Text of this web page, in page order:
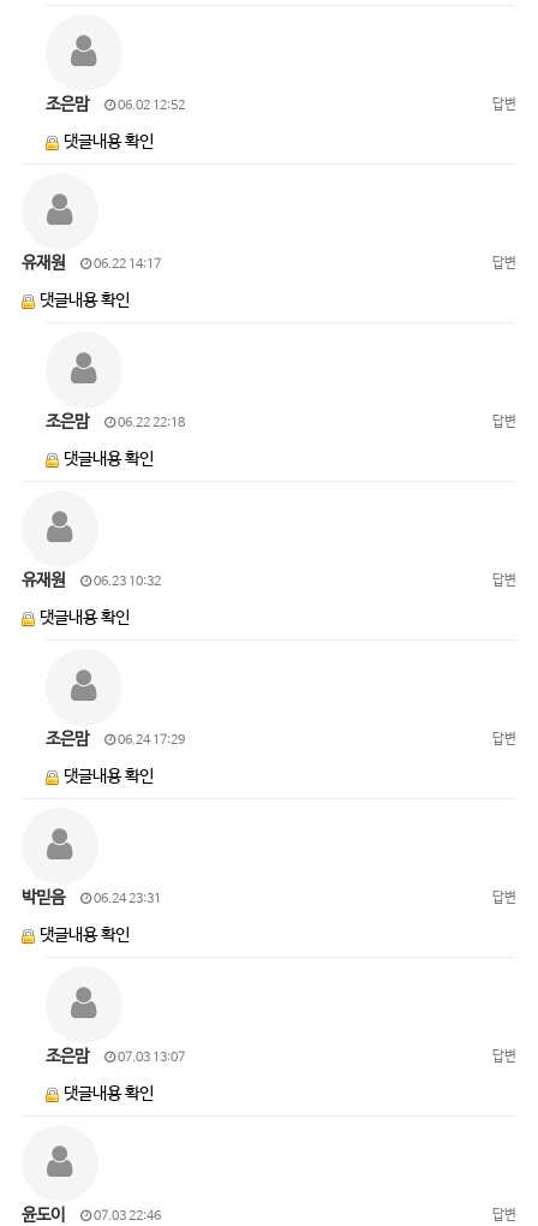
조은맘 06.02 12:52 답변
댓글내용 확인
유재원 06.22 14:17 답변
댓글내용 확인
조은맘 06.22 22:18 답변
댓글내용 확인
유재원 06.23 10:32 답변
댓글내용 확인
조은맘 06.24 17:29 답변
댓글내용 확인
박믿음 06.24 23:31 답변
댓글내용 확인
조은맘 07.03 13:07 답변
댓글내용 확인
윤도이 07.03 22:46 답변